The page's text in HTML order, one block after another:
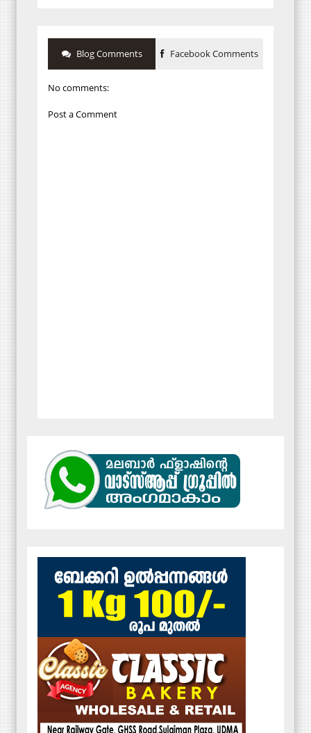
Blog Comments Facebook Comments
No comments:
Post a Comment